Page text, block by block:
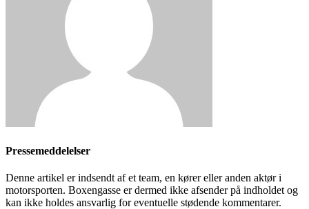
Pressemeddelelser
Denne artikel er indsendt af et team, en kører eller anden aktør i
motorsporten. Boxengasse er dermed ikke afsender på indholdet og
kan ikke holdes ansvarlig for eventuelle stødende kommentarer.